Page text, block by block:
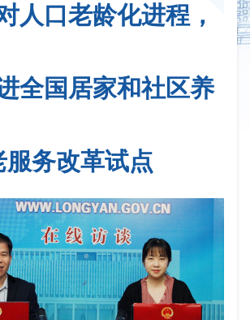
人口老龄化进程，
全国居家和社区养
服务改革试点